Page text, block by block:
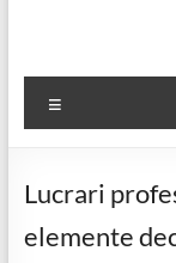
Lucrari
elemente